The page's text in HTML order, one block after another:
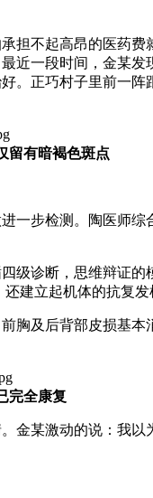
担不起高昂的医药
近一段时间，金某
。正巧村子里前一
留有暗褐色斑点
一步检测。陶医师
级诊断，思维辩证
建立起机体的抗复
胸及后背部皮损基
完全康复
金某激动的说：我